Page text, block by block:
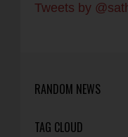
Tweets by
RANDOM NEWS
TAG CLOUD